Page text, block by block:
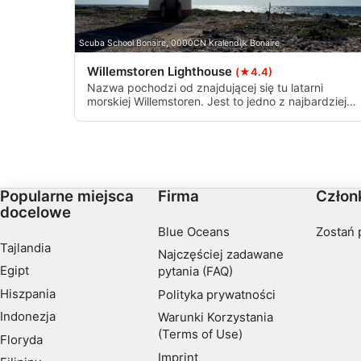
Scuba School Bonaire, 0000CN Kralendijk Bonaire
Willemstoren Lighthouse (★4.4)
Nazwa pochodzi od znajdującej się tu latarni
morskiej Willemstoren. Jest to jedno z najbardziej
Popularne miejsca
docelowe
Tajlandia
Egipt
Hiszpania
Indonezja
Floryda
Firma
Blue Oceans
Najczęściej zadawane
pytania (FAQ)
Polityka prywatności
Warunki Korzystania
(Terms of Use)
Imprint
Zostań
Rozwój i ulepszanie usług
Funkcje specjalne IAB:
Użycie dokładnych danych geolokalizacyjnych
Niezbędne
Wydajność (Performance)
Reklama / śledzenie